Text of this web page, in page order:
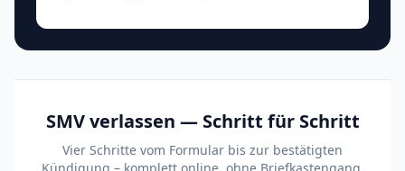
SMV verlassen — Schritt für Schritt
Vier Schritte vom Formular bis zur bestätigten